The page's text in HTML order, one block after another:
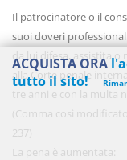
Il patrocinatore o il
suoi doveri
da lui difesa, assistita
alla Corte penale
tre anni e con la multa
(Comma così
237)
La pena è aumentata:
ACQUISTA ORA
tutto il sito!